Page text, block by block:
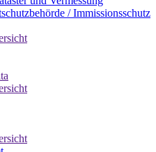
/ Immissionsschutz